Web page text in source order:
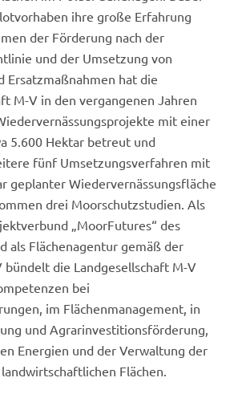
ihre große Erfahrung
der Förderung nach der
und der Umsetzung von
Ersatzmaßnahmen hat die
M-V in den vergangenen Jahren
mit einer
5.600 Hektar betreut und
fünf Umsetzungsverfahren mit
geplanter Wiedervernässungsfläche
drei Moorschutzstudien. Als
„MoorFutures“ des
als Flächenagentur gemäß der
bündelt die Landgesellschaft M-V
bei
im Flächenmanagement, in
und Agrarinvestitionsförderung,
Energien und der Verwaltung der
Flächen.